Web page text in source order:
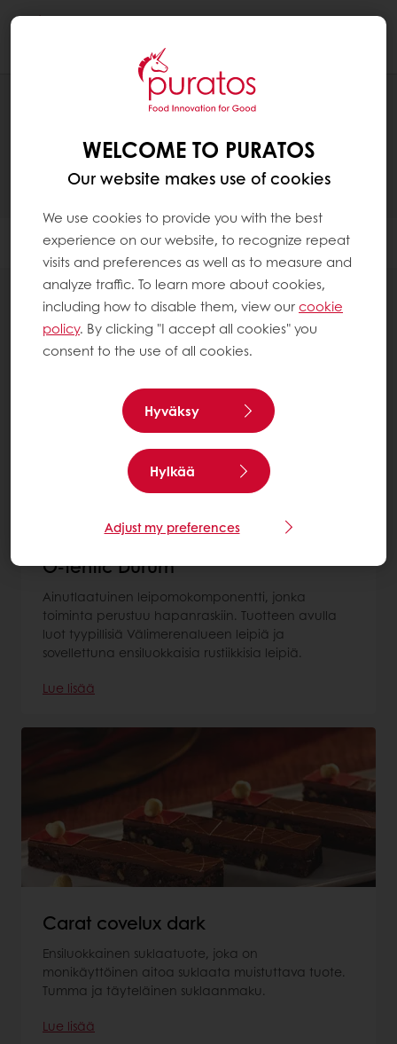
Filter
82items
O-tentic Durum
Ainutlaatuinen leipomokomponentti, jonka
toiminta perustuu hapanraskiin. Tuotteen avulla
luot tyypillisiä Välimerenalueen leipiä ja
sovellettuna ensiluokkaisia rustiikkisia leipiä.
Lue lisää
Carat covelux dark
Ensiluokkainen suklaatuote, joka on
monikäyttöinen aitoa suklaata muistuttava tuote.
Tumma ja täyteläinen suklaanmaku.
Lue lisää
WELCOME TO PURATOS
Our website makes use of cookies
We use cookies to provide you with the best
experience on our website, to recognize repeat
visits and preferences as well as to measure and
analyze traffic. To learn more about cookies,
including how to disable them, view ourcookie
policy. By clicking "I accept all cookies" you
consent to the use of all cookies.
Hyväksy
Hylkää
Adjust my preferences